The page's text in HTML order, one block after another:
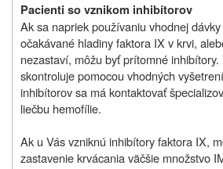
Pacienti so vznikom inhibítorov
Ak sa napriek používaniu vhodnej
očakávané hladiny faktora IX v krvi,
nezastaví, môžu byť prítomné inhibítory.
skontroluje pomocou vhodných vyšetrení
inhibítorov sa má kontaktovať
liečbu hemofílie.
Ak u Vás vzniknú inhibítory faktora IX,
zastavenie krvácania väčšie množstvo